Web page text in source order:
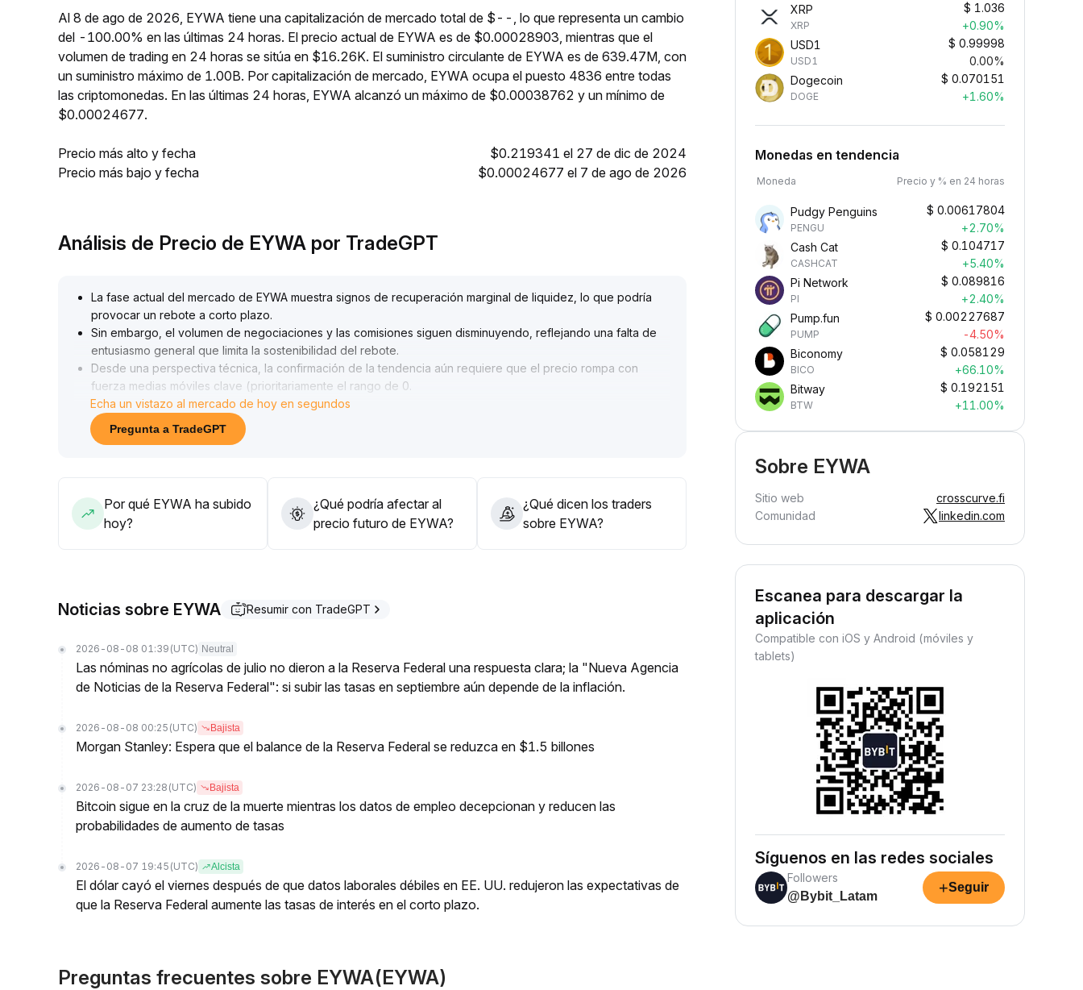
Al 8 de ago de 2026, EYWA tiene una capitalización de mercado total de $--, lo que representa un cambio
del -100.00% en las últimas 24 horas. El precio actual de EYWA es de $0.00028903, mientras que el
volumen de trading en 24 horas se sitúa en $16.26K. El suministro circulante de EYWA es de 639.47M, con
un suministro máximo de 1.00B. Por capitalización de mercado, EYWA ocupa el puesto 4836 entre todas
las criptomonedas. En las últimas 24 horas, EYWA alcanzó un máximo de $0.00038762 y un mínimo de
$0.00024677.
Precio más alto y fecha
$0.219341 el 27 de dic de 2024
Precio más bajo y fecha
$0.00024677 el 7 de ago de 2026
Análisis de Precio de EYWA por TradeGPT
La fase actual del mercado de EYWA muestra signos de recuperación marginal de liquidez, lo que podría
provocar un rebote a corto plazo.
Sin embargo, el volumen de negociaciones y las comisiones siguen disminuyendo, reflejando una falta de
entusiasmo general que limita la sostenibilidad del rebote.
Desde una perspectiva técnica, la confirmación de la tendencia aún requiere que el precio rompa con
fuerza medias móviles clave (prioritariamente el rango de 0
85~0.
92 conformado por la 20MA diaria y el mínimo anterior)
Se recomienda participar moderadamente en el rebote especulativo a corto plazo, pero mantener la
Echa un vistazo al mercado de hoy en segundos
Pregunta a TradeGPT
Por qué EYWA ha subido
hoy?
¿Qué podría afectar al
precio futuro de EYWA?
¿Qué dicen los traders
sobre EYWA?
Noticias sobre EYWA Resumir con TradeGPT
2026-08-08 01:39 (UTC) Neutral
Las nóminas no agrícolas de julio no dieron a la Reserva Federal una respuesta clara; la "Nueva Agencia
de Noticias de la Reserva Federal": si subir las tasas en septiembre aún depende de la inflación.
2026-08-08 00:25 (UTC) Bajista
Morgan Stanley: Espera que el balance de la Reserva Federal se reduzca en $1.5 billones
2026-08-07 23:28 (UTC) Bajista
Bitcoin sigue en la cruz de la muerte mientras los datos de empleo decepcionan y reducen las
probabilidades de aumento de tasas
2026-08-07 19:45 (UTC) Alcista
El dólar cayó el viernes después de que datos laborales débiles en EE. UU. redujeron las expectativas de
que la Reserva Federal aumente las tasas de interés en el corto plazo.
Preguntas frecuentes sobre EYWA(EYWA)
XRP
XRP
$ 1.036
+0.90%
USD1
USD1
$ 0.99998
0.00%
Dogecoin
DOGE
$ 0.070151
+1.60%
Monedas en tendencia
Moneda Precio y % en 24 horas
Pudgy Penguins
PENGU
$ 0.00617804
+2.70%
Cash Cat
CASHCAT
$ 0.104717
+5.40%
Pi Network
PI
$ 0.089816
+2.40%
Pump.fun
PUMP
$ 0.00227687
-4.50%
Biconomy
BICO
$ 0.058129
+66.10%
Bitway
BTW
$ 0.192151
+11.00%
Sobre EYWA
Sitio web
crosscurve.fi
Comunidad
linkedin.com
Escanea para descargar la
aplicación
Compatible con iOS y Android (móviles y
tablets)
Síguenos en las redes sociales
Followers
@Bybit_Latam
+Seguir